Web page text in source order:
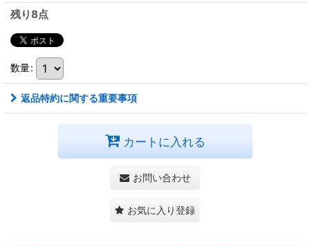
残り8点
数量:
返品特約に関する重要事項
カートに入れる
お問い合わせ
お気に入り登録